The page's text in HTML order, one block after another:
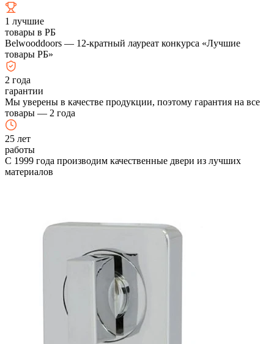
1 лучшие
товары в РБ
Belwooddoors — 12-кратный лауреат конкурса «Лучшие
товары РБ»
2 года
гарантии
Мы уверены в качестве продукции, поэтому гарантия на все
товары — 2 года
25 лет
работы
С 1999 года производим качественные двери из лучших
материалов